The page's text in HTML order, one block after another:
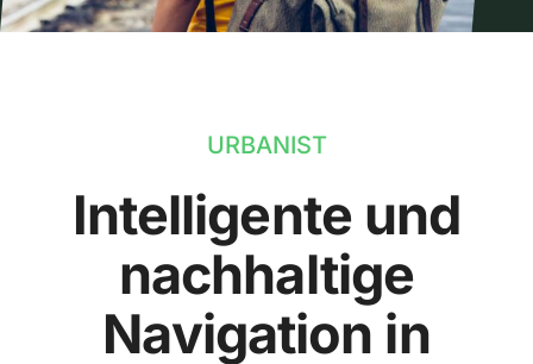
URBANIST
Intelligente und
nachhaltige
Navigation in